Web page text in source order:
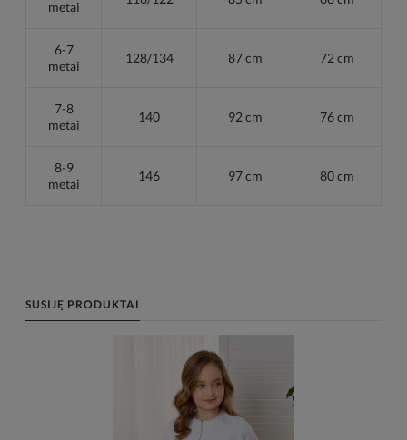
metai
6-7
metai
128/134 87 cm 72 cm
7-8
metai
140 92 cm 76 cm
8-9
metai
146 97 cm 80 cm
SUSIJĘ PRODUKTAI